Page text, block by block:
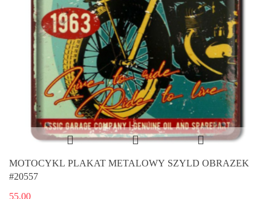
MOTOCYKL PLAKAT METALOWY SZYLD OBRAZEK
#20557
55.00